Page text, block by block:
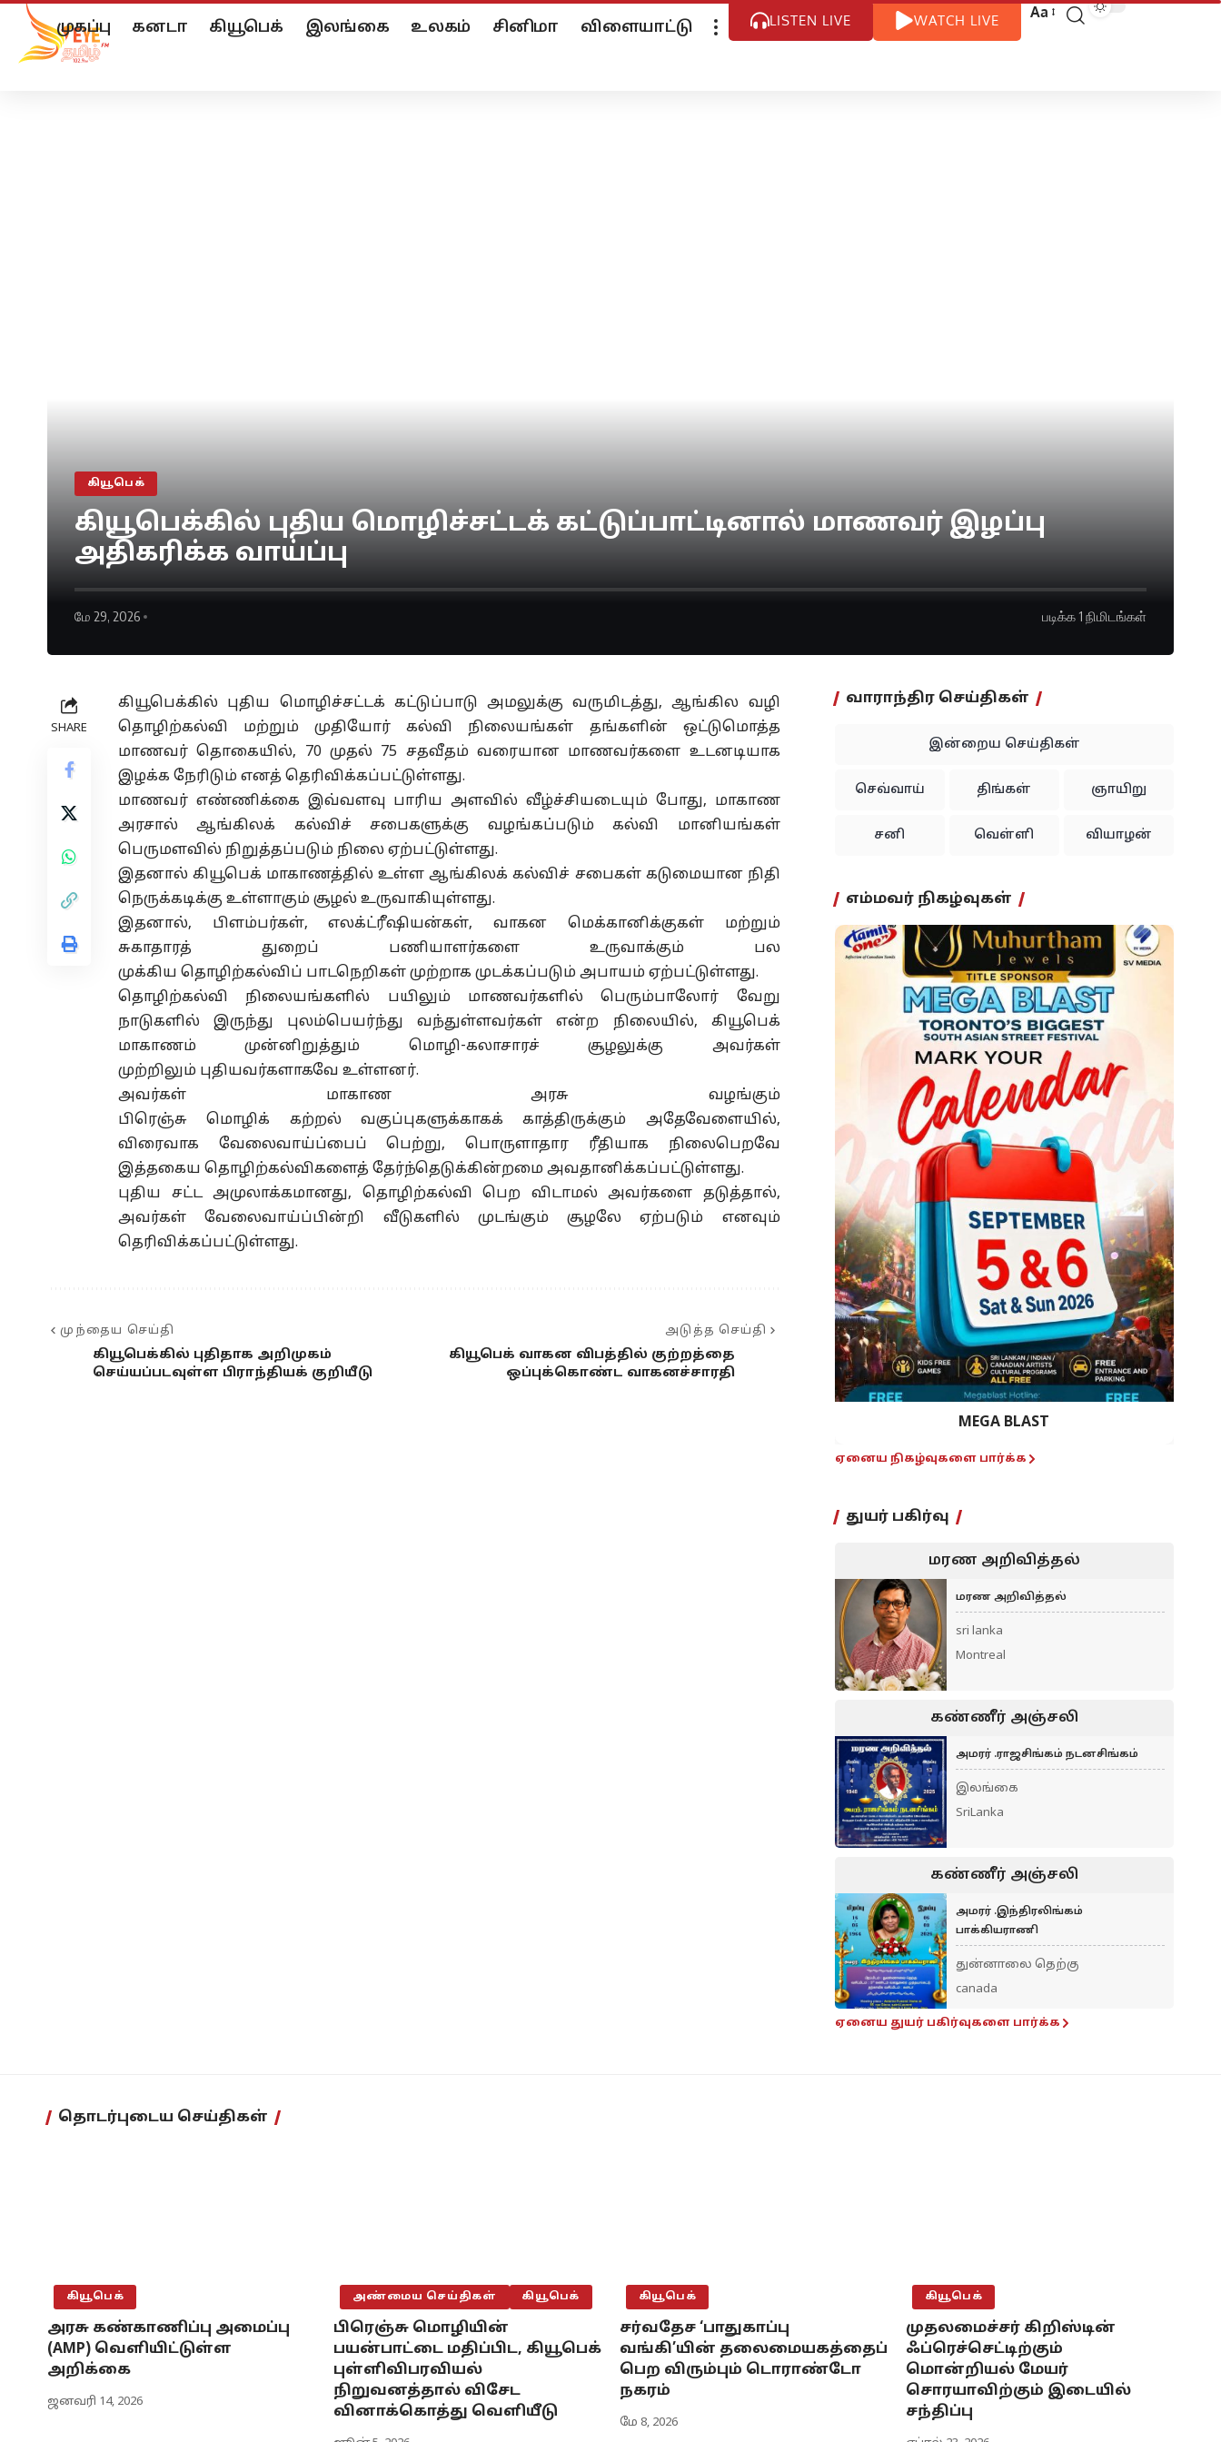
முகப்பு கனடா கியூபெக் இலங்கை உலகம் சினிமா விளையாட்டு LISTEN LIVE WATCH LIVE Aa
கியூபெக்
கியூபெக்கில் புதிய மொழிச்சட்டக் கட்டுப்பாட்டினால் மாணவர் இழப்பு
அதிகரிக்க வாய்ப்பு
மே 29, 2026 படிக்க 1 நிமிடங்கள்
SHARE
கியூபெக்கில் புதிய மொழிச்சட்டக் கட்டுப்பாடு அமலுக்கு வருமிடத்து, ஆங்கில வழி
தொழிற்கல்வி மற்றும் முதியோர் கல்வி நிலையங்கள் தங்களின் ஒட்டுமொத்த
மாணவர் தொகையில், 70 முதல் 75 சதவீதம்வரையான மாணவர்களை உடனடியாக
இழக்க நேரிடும் எனத் தெரிவிக்கப்பட்டுள்ளது.
மாணவர் எண்ணிக்கை இவ்வளவு பாரிய அளவில் வீழ்ச்சியடையும் போது, மாகாண
அரசால் ஆங்கிலக் கல்விச் சபைகளுக்கு வழங்கப்படும் கல்வி மானியங்கள்
பெருமளவில் நிறுத்தப்படும் நிலை ஏற்பட்டுள்ளது.
இதனால் கியூபெக் மாகாணத்தில் உள்ள ஆங்கிலக்கல்விச் சபைகள் கடுமையான நிதி
நெருக்கடிக்கு உள்ளாகும் சூழல் உருவாகியுள்ளது.
இதனால், பிளம்பர்கள்,எலக்ட்ரீஷியன்கள், வாகன மெக்கானிக்குகள் மற்றும்
சுகாதாரத் துறைப் பணியாளர்களைஉருவாக்கும் பல
முக்கிய தொழிற்கல்விப் பாடநெறிகள் முற்றாக முடக்கப்படும் அபாயம் ஏற்பட்டுள்ளது.
தொழிற்கல்வி நிலையங்களில் பயிலும் மாணவர்களில் பெரும்பாலோர் வேறு
நாடுகளில் இருந்து புலம்பெயர்ந்து வந்துள்ளவர்கள் என்ற நிலையில், கியூபெக்
மாகாணம் முன்னிறுத்தும் மொழி-கலாசாரச் சூழலுக்கு அவர்கள்
முற்றிலும் புதியவர்களாகவே உள்ளனர்.
அவர்கள் மாகாண அரசு வழங்கும்
பிரெஞ்சுமொழிக் கற்றல்வகுப்புகளுக்காகக் காத்திருக்கும் அதேவேளையில்,
விரைவாக வேலைவாய்ப்பைப் பெற்று, பொருளாதார ரீதியாக நிலைபெறவே
இத்தகைய தொழிற்கல்விகளைத் தேர்ந்தெடுக்கின்றமை அவதானிக்கப்பட்டுள்ளது.
புதிய சட்டஅமுலாக்கமானது, தொழிற்கல்வி பெற விடாமல் அவர்களை தடுத்தால்,
அவர்கள் வேலைவாய்ப்பின்றி வீடுகளில் முடங்கும்சூழலே ஏற்படும் எனவும்
தெரிவிக்கப்பட்டுள்ளது.
முந்தைய செய்தி
கியூபெக்கில் புதிதாக அறிமுகம்
செய்யப்படவுள்ள பிராந்தியக் குறியீடு
அடுத்த செய்தி
கியூபெக் வாகன விபத்தில் குற்றத்தை
ஒப்புக்கொண்ட வாகனச்சாரதி
வாராந்திர செய்திகள்
இன்றைய செய்திகள்
செவ்வாய் திங்கள் ஞாயிறு
சனி வெள்ளி வியாழன்
எம்மவர் நிகழ்வுகள்
MEGA BLAST
ஏனைய நிகழ்வுகளை பார்க்க
துயர் பகிர்வு
மரண அறிவித்தல்
மரண அறிவித்தல்
sri lanka
Montreal
கண்ணீர் அஞ்சலி
அமரர் .ராஜசிங்கம் நடனசிங்கம்
இலங்கை
SriLanka
கண்ணீர் அஞ்சலி
அமரர் .இந்திரலிங்கம்
பாக்கியராணி
துன்னாலை தெற்கு
canada
ஏனைய துயர் பகிர்வுகளை பார்க்க
தொடர்புடைய செய்திகள்
கியூபெக்
அரசு கண்காணிப்பு அமைப்பு
(AMP) வெளியிட்டுள்ள
அறிக்கை
ஜனவரி 14, 2026
அண்மைய செய்திகள் கியூபெக்
பிரெஞ்சு மொழியின்
பயன்பாட்டை மதிப்பிட, கியூபெக்
புள்ளிவிபரவியல்
நிறுவனத்தால் விசேட
வினாக்கொத்து வெளியீடு
கியூபெக்
சர்வதேச ‘பாதுகாப்பு
வங்கி’யின் தலைமையகத்தைப்
பெற விரும்பும் டொராண்டோ
நகரம்
மே 8, 2026
கியூபெக்
முதலமைச்சர் கிறிஸ்டின்
ஃப்ரெச்செட்டிற்கும்
மொன்றியல் மேயர்
சொரயாவிற்கும் இடையில்
சந்திப்பு